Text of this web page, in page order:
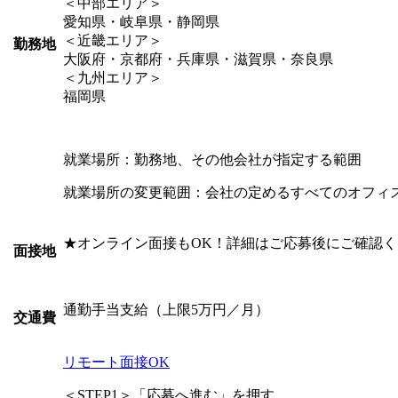
勤務地
＜中部エリア＞
愛知県・岐阜県・静岡県
＜近畿エリア＞
大阪府・京都府・兵庫県・滋賀県・奈良県
＜九州エリア＞
福岡県
就業場所：勤務地、その他会社が指定する範囲
就業場所の変更範囲：会社の定めるすべてのオフィ
面接地 ★オンライン面接もOK！詳細はご応募後にご確認
交通費 通勤手当支給（上限5万円／月）
リモート面接OK